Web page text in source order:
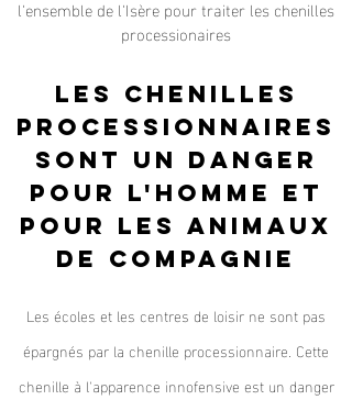
l'ensemble de l'Isère pour traiter les chenilles
processionaires
Les chenilles
processionnaires
sont un danger
pour l'homme et
pour les animaux
de compagnie
Les écoles et les centres de loisir ne sont pas
épargnés par la chenille processionnaire. Cette
chenille à l'apparence innofensive est un danger